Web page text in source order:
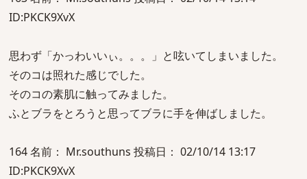
ID:PKCK9XvX
思わず「かっわいいぃ。。。」と呟いてしまいました。
そのコは照れた感じでした。
そのコの素肌に触ってみました。
ふとブラをとろうと思ってブラに手を伸ばしました。
164 名前： Mr.southuns 投稿日： 02/10/14 13:17
ID:PKCK9XvX